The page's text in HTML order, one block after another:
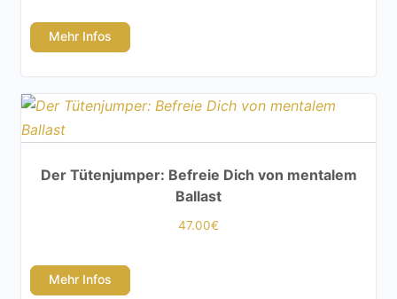
Mehr Infos
Der Tütenjumper: Befreie Dich von mentalem
Ballast
47.00€
Mehr Infos